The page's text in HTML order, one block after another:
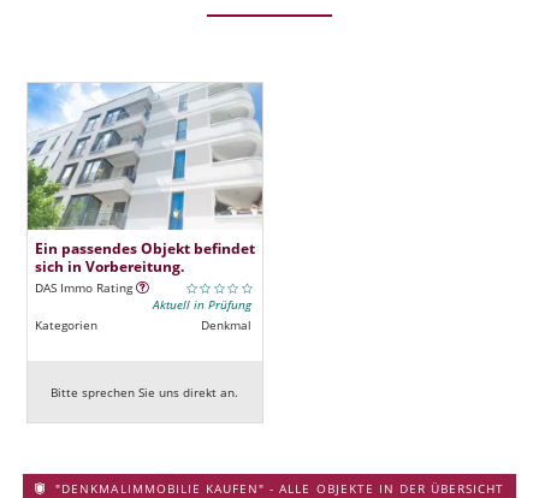
Ein passendes Objekt befindet
sich in Vorbereitung.
DAS Immo Rating
Aktuell in Prüfung
Kategorien
Denkmal
Bitte sprechen Sie uns direkt an.
"DENKMALIMMOBILIE KAUFEN" - ALLE OBJEKTE IN DER ÜBERSICHT